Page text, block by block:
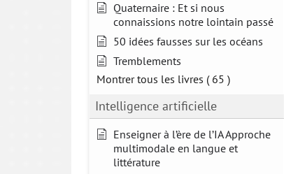
Quaternaire : Et si nous
connaissions notre lointain passé
50 idées fausses sur les océans
Tremblements
Montrer tous les livres ( 65 )
Intelligence artificielle
Enseigner à l’ère de l’IA Approche
multimodale en langue et
littérature